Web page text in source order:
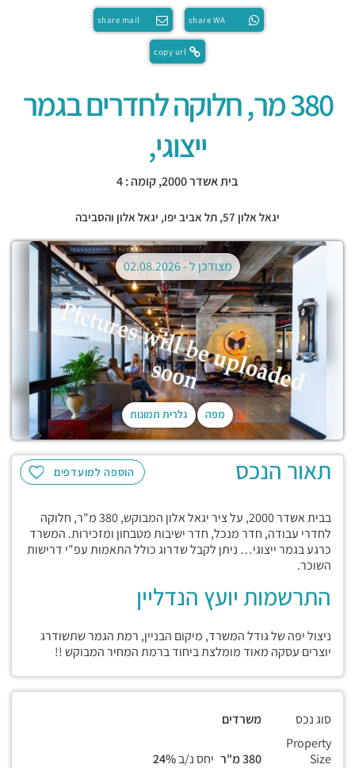
share WA
share mail
copy url
380 מר, חלוקה לחדרים בגמר
ייצוגי,
בית אשדר 2000, קומה : 4
יגאל אלון 57, תל אביב יפו, יגאל אלון והסביבה
מפה גלרית תמונות
מצודכן ל -02.08.2026
הוספה למועדפים תאור הנכס
בבית אשדר 2000, על ציר יגאל אלון המבוקש, 380 מ"ר, חלוקה
לחדרי עבודה, חדר מנכל, חדר ישיבות מטבחון ומזכירות. המשרד
כרגע בגמר ייצוגי… ניתן לקבל שדרוג כולל התאמות עפ"י דרישות
השוכר.
התרשמות יועץ הנדליין
ניצול יפה של גודל המשרד, מיקום הבניין, רמת הגמר שתשודרג
יוצרים עסקה מאוד מומלצת ביחוד ברמת המחיר המבוקש !!
סוג נכס
משרדים
Property
Size
יחס נ/ב